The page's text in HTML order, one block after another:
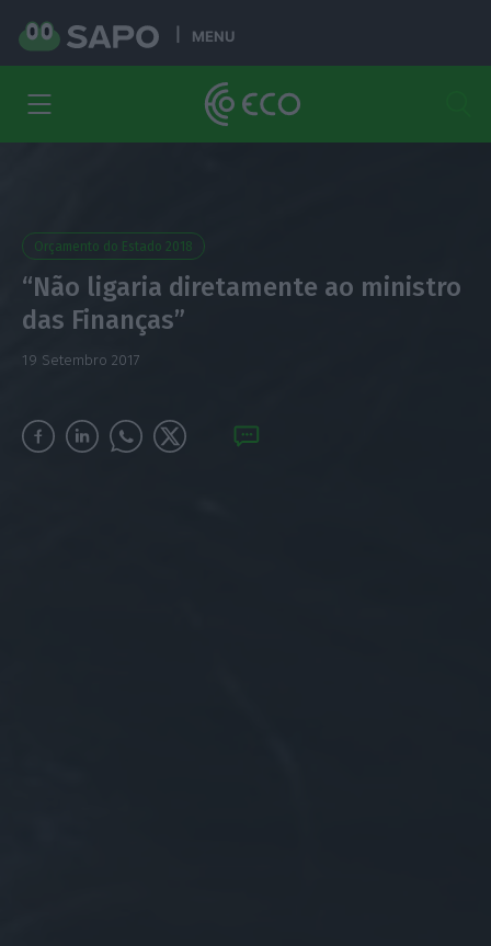
MENU
Orçamento do Estado 2018
“Não ligaria diretamente ao ministro
das Finanças”
19 Setembro 2017